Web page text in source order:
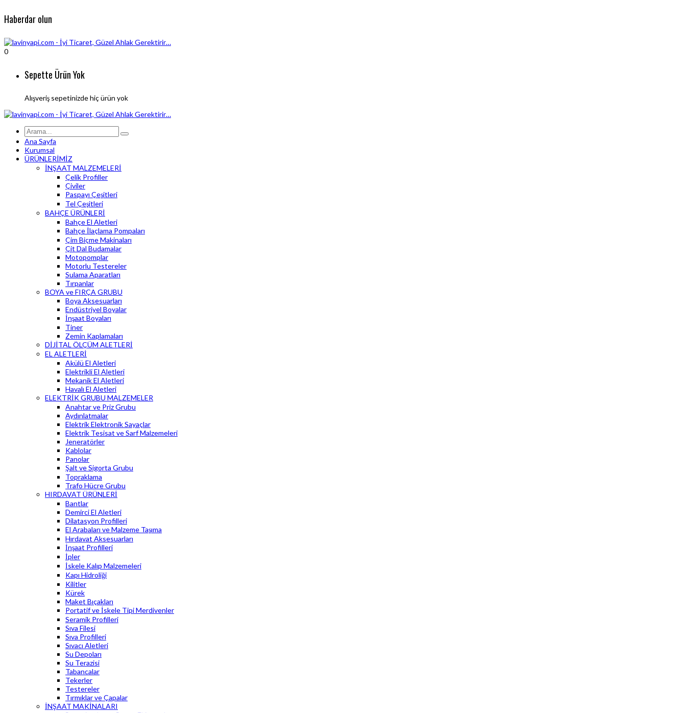
Haberdar olun
0
Sepette Ürün Yok
Alışveriş sepetinizde hiç ürün yok
Ana Sayfa
Kurumsal
ÜRÜNLERİMİZ
İNŞAAT MALZEMELERİ
Çelik Profiller
Çiviler
Paspayı Çeşitleri
Tel Çeşitleri
BAHÇE ÜRÜNLERİ
Bahçe El Aletleri
Bahçe İlaçlama Pompaları
Çim Biçme Makinaları
Çit Dal Budamalar
Motopomplar
Motorlu Testereler
Sulama Aparatları
Tırpanlar
BOYA ve FIRÇA GRUBU
Boya Aksesuarları
Endüstriyel Boyalar
İnşaat Boyaları
Tiner
Zemin Kaplamaları
DİJİTAL ÖLÇÜM ALETLERİ
EL ALETLERİ
Akülü El Aletleri
Elektrikli El Aletleri
Mekanik El Aletleri
Havalı El Aletleri
ELEKTRİK GRUBU MALZEMELER
Anahtar ve Priz Grubu
Aydınlatmalar
Elektrik Elektronik Sayaçlar
Elektrik Tesisat ve Sarf Malzemeleri
Jeneratörler
Kablolar
Panolar
Şalt ve Sigorta Grubu
Topraklama
Trafo Hücre Grubu
HIRDAVAT ÜRÜNLERİ
Bantlar
Demirci El Aletleri
Dilatasyon Profilleri
El Arabaları ve Malzeme Taşıma
Hırdavat Aksesuarları
İnşaat Profilleri
İpler
İskele Kalıp Malzemeleri
Kapı Hidroliği
Kilitler
Kürek
Maket Bıçakları
Portatif ve İskele Tipi Merdivenler
Seramik Profilleri
Sıva Filesi
Sıva Profilleri
Sıvacı Aletleri
Su Depoları
Su Terazisi
Tabancalar
Tekerler
Testereler
Tırmıklar ve Çapalar
İNŞAAT MAKİNALARI